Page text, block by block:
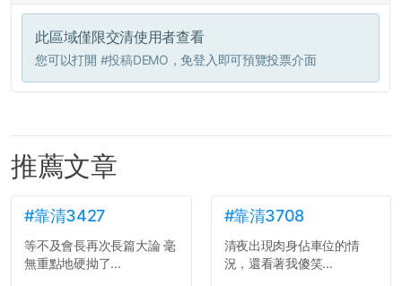
此區域僅限交清使用者查看
您可以打開 #投稿DEMO ，免登入即可預覽投票介面
推薦文章
#靠清3427
等不及會長再次長篇大論 毫
無重點地硬拗了...
#靠清3708
清夜出現肉身佔車位的情
況，還看著我傻笑...